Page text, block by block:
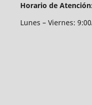
Horario de
Lunes – Viernes: